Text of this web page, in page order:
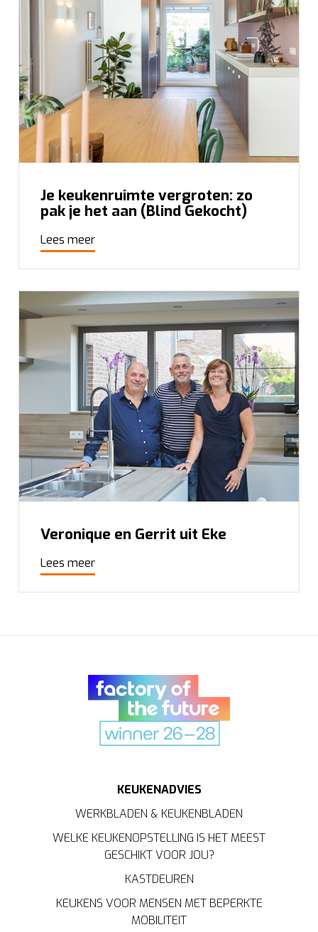
Je keukenruimte vergroten: zo
pak je het aan (Blind Gekocht)
Lees meer
Veronique en Gerrit uit Eke
Lees meer
KEUKENADVIES
WERKBLADEN & KEUKENBLADEN
WELKE KEUKENOPSTELLING IS HET MEEST
GESCHIKT VOOR JOU?
KASTDEUREN
KEUKENS VOOR MENSEN MET BEPERKTE
MOBILITEIT